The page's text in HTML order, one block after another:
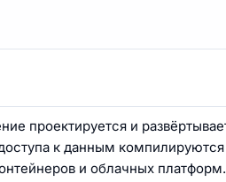
проектируется и
к данным
и облачных платформ.